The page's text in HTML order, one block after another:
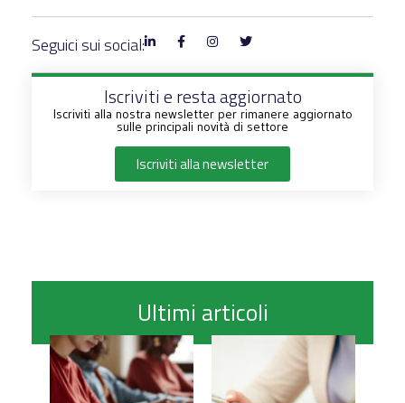
Seguici sui social:
Iscriviti e resta aggiornato
Iscriviti alla nostra newsletter per rimanere aggiornato
sulle principali novità di settore
Iscriviti alla newsletter
Ultimi articoli